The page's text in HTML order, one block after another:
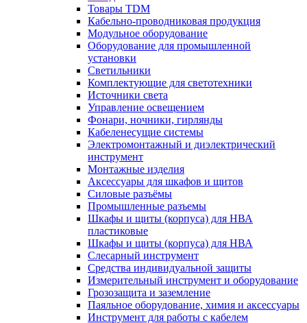
Товары TDM
Кабельно-проводниковая продукция
Модульное оборудование
Оборудование для промышленной
установки
Светильники
Комплектующие для светотехники
Источники света
Управление освещением
Фонари, ночники, гирлянды
Кабеленесущие системы
Электромонтажный и диэлектрический
инструмент
Монтажные изделия
Аксессуары для шкафов и щитов
Силовые разъёмы
Промышленные разъемы
Шкафы и щиты (корпуса) для НВА
пластиковые
Шкафы и щиты (корпуса) для НВА
Слесарный инструмент
Средства индивидуальной защиты
Измерительный инструмент и оборудование
Грозозащита и заземление
Паяльное оборудование, химия и аксессуары
Инструмент для работы с кабелем